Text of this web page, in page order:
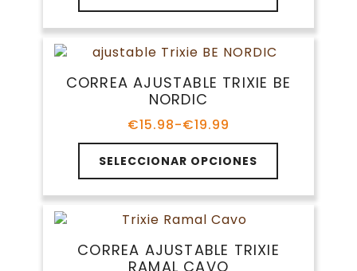
página
de
producto
desde
€32.98
hasta
€44.99
tiene
múltiples
variantes.
opciones
pueden
elegir
la
página
producto
CORREA AJUSTABLE TRIXIE BE
NORDIC
€15.98-€19.99
Rango
de
precios:
desde
€15.98
hasta
€19.99
SELECCIONAR OPCIONES
Este
producto
tiene
múltiples
variantes.
opciones
CORREA AJUSTABLE TRIXIE
RAMAL CAVO